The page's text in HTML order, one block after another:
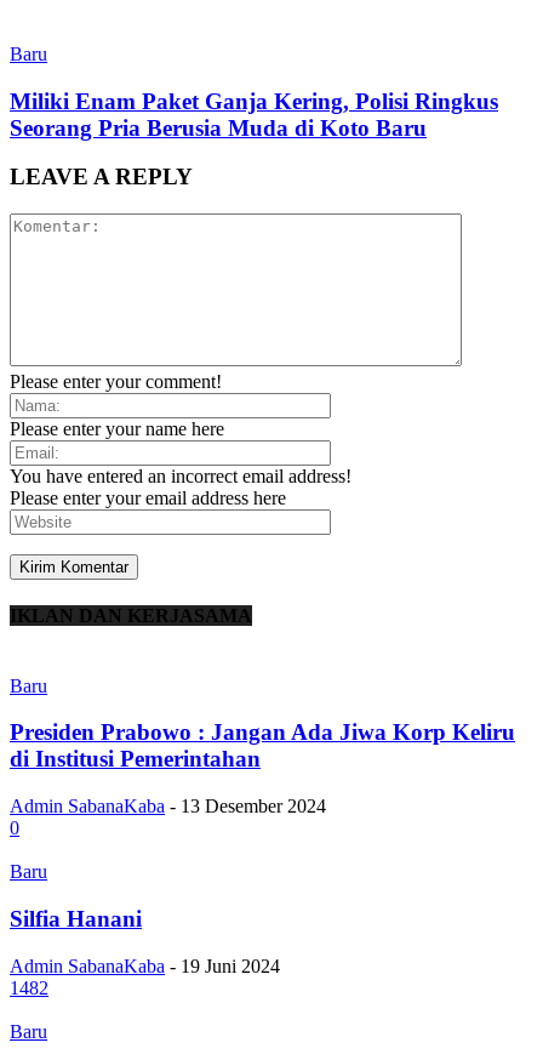
Baru
Miliki Enam Paket Ganja Kering, Polisi Ringkus
Seorang Pria Berusia Muda di Koto Baru
LEAVE A REPLY
Please enter your comment!
Please enter your name here
You have entered an incorrect email address!
Please enter your email address here
IKLAN DAN KERJASAMA
Baru
Presiden Prabowo : Jangan Ada Jiwa Korp Keliru
di Institusi Pemerintahan
Admin SabanaKaba - 13 Desember 2024
0
Baru
Silfia Hanani
Admin SabanaKaba - 19 Juni 2024
1482
Baru